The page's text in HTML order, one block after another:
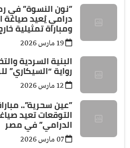
درامي يُعيد صياغة
ومباراة تمثيلية
البنية السردية
رواية “السيكاري”
”عين سحرية”..
التوقعات تعيد
الدرامي” في مصر
07 مارس 2026